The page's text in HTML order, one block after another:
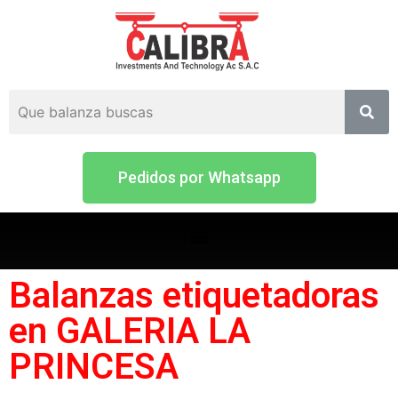
Pedidos por Whatsapp
Balanzas etiquetadoras
en GALERIA LA
PRINCESA